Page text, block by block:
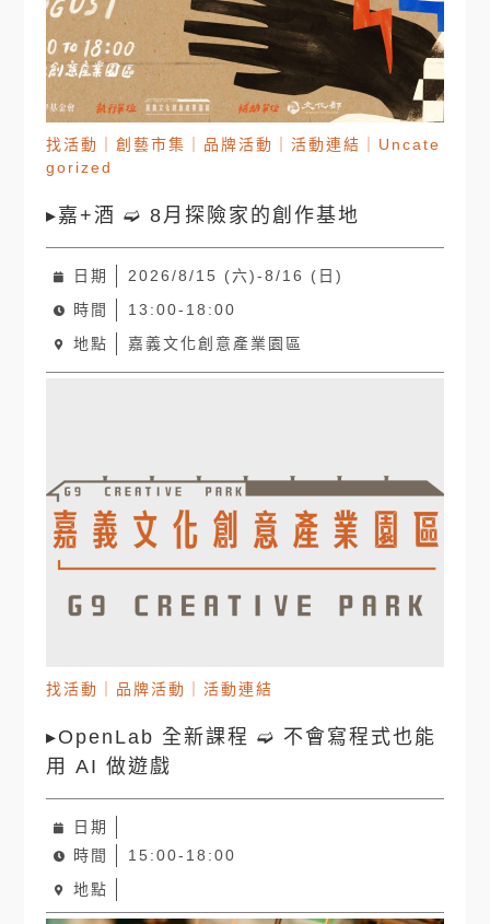
找活動 ｜創藝市集 品牌活動 ｜活動連結
Uncate
gorized
▸嘉+酒 ➫ 8月探險家的創作基地
日期
2026/8/15 (六)-8/16 (日)
時間
13:00-18:00
地點
嘉義文化創意產業園區
找活動 品牌活動 ｜活動連結
▸OpenLab 全新課程 ➫ 不會寫程式也能
用 AI 做遊戲
日期
時間
15:00-18:00
地點